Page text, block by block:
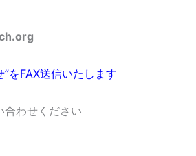
をFAX送信いたします
合わせください